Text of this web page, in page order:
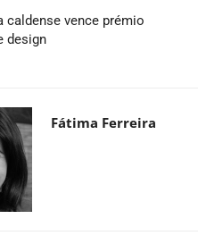
caldense vence prémio
design
Fátima Ferreira